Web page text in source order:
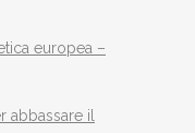
europea –
abbassare il